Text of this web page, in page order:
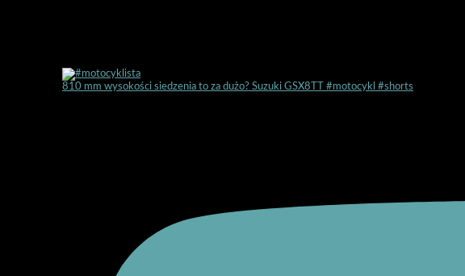
810 mm wysokości siedzenia to za dużo? Suzuki GSX8TT #motocykl #shorts